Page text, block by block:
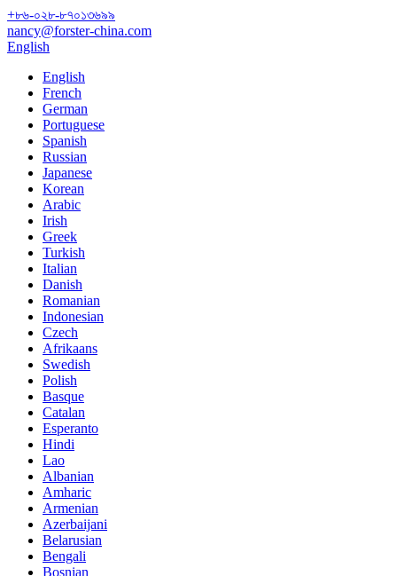
+৮৬-০২৮-৮৭০১৩৬৯৯
nancy@forster-china.com
English
English
French
German
Portuguese
Spanish
Russian
Japanese
Korean
Arabic
Irish
Greek
Turkish
Italian
Danish
Romanian
Indonesian
Czech
Afrikaans
Swedish
Polish
Basque
Catalan
Esperanto
Hindi
Lao
Albanian
Amharic
Armenian
Azerbaijani
Belarusian
Bengali
Bosnian